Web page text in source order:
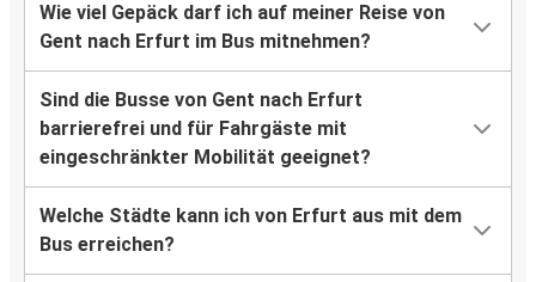
Wie viel Gepäck darf ich auf meiner Reise von
Gent nach Erfurt im Bus mitnehmen?
Sind die Busse von Gent nach Erfurt
barrierefrei und für Fahrgäste mit
eingeschränkter Mobilität geeignet?
Welche Städte kann ich von Erfurt aus mit dem
Bus erreichen?